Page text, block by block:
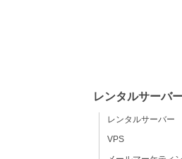
レンタルサーバ
レンタルサーバー
VPS